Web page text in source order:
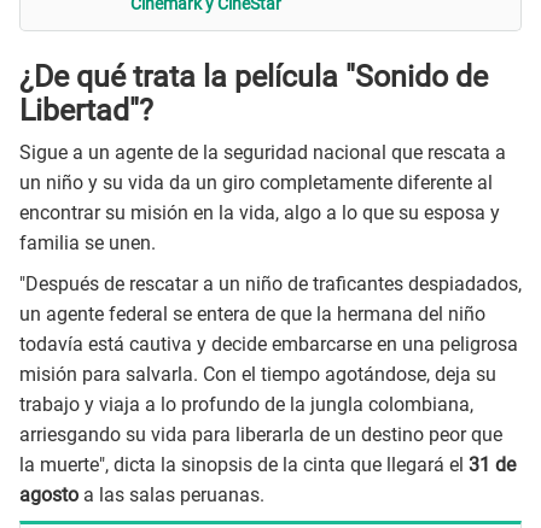
¿De qué trata la película "Sonido de
Libertad"?
Sigue a un agente de la seguridad nacional que rescata a
un niño y su vida da un giro completamente diferente al
encontrar su misión en la vida, algo a lo que su esposa y
familia se unen.
"Después de rescatar a un niño de traficantes despiadados,
un agente federal se entera de que la hermana del niño
todavía está cautiva y decide embarcarse en una peligrosa
misión para salvarla. Con el tiempo agotándose, deja su
trabajo y viaja a lo profundo de la jungla colombiana,
arriesgando su vida para liberarla de un destino peor que
la muerte", dicta la sinopsis de la cinta que llegará el 31 de
agosto a las salas peruanas.